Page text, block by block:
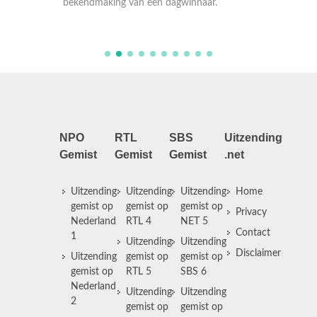
bekendmaking van een dagwinnaar.
NPO
Gemist
Uitzending
gemist op
Nederland
1
Uitzending
gemist op
Nederland
2
RTL
Gemist
Uitzending
gemist op
RTL 4
Uitzending
gemist op
RTL 5
Uitzending
gemist op
SBS
Gemist
Uitzending
gemist op
NET 5
Uitzending
gemist op
SBS 6
Uitzending
gemist op
Uitzending
.net
Home
Privacy
Contact
Disclaimer